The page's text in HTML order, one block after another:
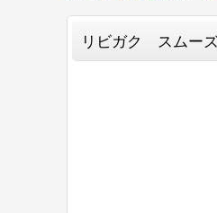
リビガク スムー